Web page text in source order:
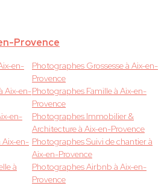
Provence
en-
Photographes Grossesse à Aix-en-
Provence
Aix-en-Photographes Famille à Aix-en-
Provence
en-
Photographes Immobilier &
Architecture à Aix-en-Provence
Aix-en- Photographes Suivi de chantier à
Aix-en-Provence
à
Photographes Airbnb à Aix-en-
Provence